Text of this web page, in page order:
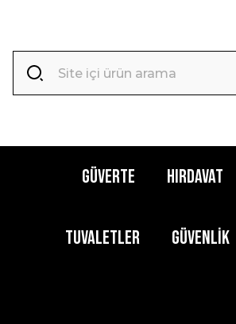
GÜVERTE HIRDAVAT
TUVALETLER GÜVENLİK